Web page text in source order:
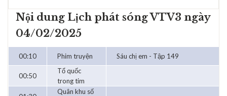
Nội dung Lịch phát sóng VTV3 ngày
04/02/2025
00:10 Phim truyện Sáu chị em - Tập 149
00:50
Tổ quốc
trong tim
Quân khu số